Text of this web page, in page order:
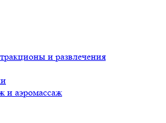
и развлечения
и аэромассаж